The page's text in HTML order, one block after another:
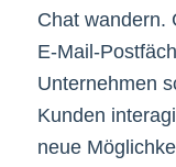
Chat wandern.
E-Mail-
Unternehmen
Kunden
neue